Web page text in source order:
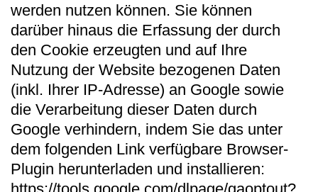
werden nutzen können. Sie können
darüber hinaus die Erfassung der durch
den Cookie erzeugten und auf Ihre
Nutzung der Website bezogenen Daten
(inkl. Ihrer IP-Adresse) an Google sowie
die Verarbeitung dieser Daten durch
Google verhindern, indem Sie das unter
dem folgenden Link verfügbare Browser-
Plugin herunterladen und installieren: